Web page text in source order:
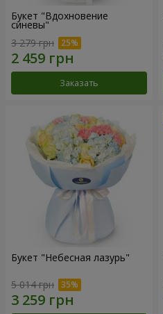
Букет "Вдохновение
синевы"
3 279 грн
Заказать
Букет "Небесная лазурь"
5 014 грн